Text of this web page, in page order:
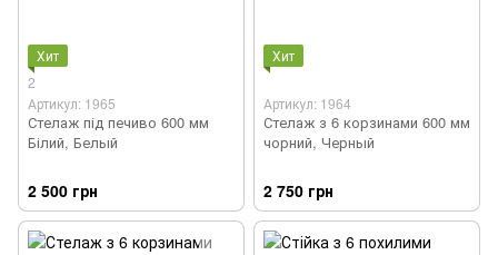
Хит
2
Артикул: 1965
Стелаж під печиво 600 мм
Білий, Белый
2 500 грн
Хит
Артикул: 1964
Стелаж з 6 корзинами 600 мм
чорний, Черный
2 750 грн